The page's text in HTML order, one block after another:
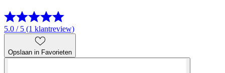
5.0 / 5 (1 klantreview)
Opslaan in Favorieten